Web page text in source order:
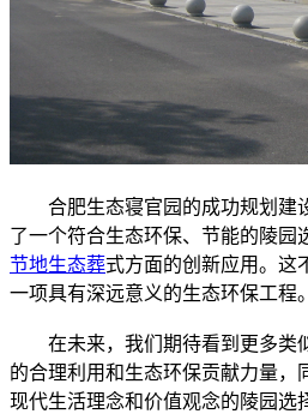
合肥生态寝官园的成功规划建
了一个符合生态环保、节能的陵园
节地生态葬式方面的创新应用。这
一项具有深远意义的生态环保工程。
在未来，我们期待看到更多类
的合理利用和生态环保贡献力量，
现代生活理念和价值观念的陵园选